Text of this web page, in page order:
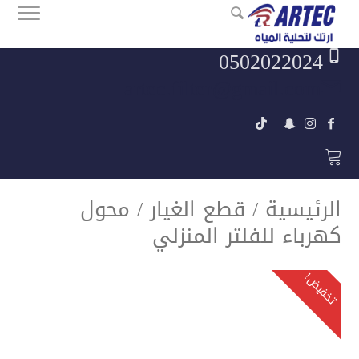
0502022024
الرئيسية / قطع الغيار/ محول
كهرباء للفلتر المنزلي
تخفيض!